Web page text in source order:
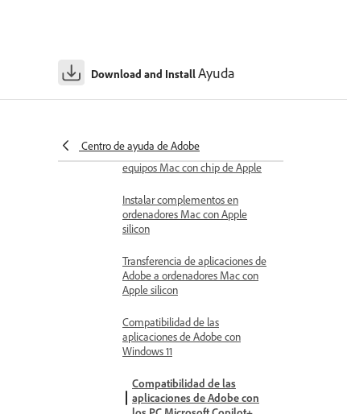
Download and InstallAyuda
Centro de ayuda de Adobe
Compatibilidad de las
Compatibilidad de las
aplicaciones de Adobe con
equipos Mac con chip de Apple
Instalar complementos en
ordenadores Mac con Apple
silicon
Transferencia de aplicaciones de
Adobe a ordenadores Mac con
Apple silicon
Compatibilidad de las
aplicaciones de Adobe con
Windows 11
Compatibilidad de las
aplicaciones de Adobe con